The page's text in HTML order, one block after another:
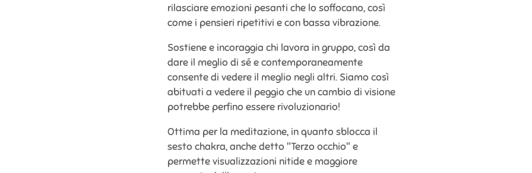
rilasciare emozioni pesanti che lo soffocano, così
come i pensieri ripetitivi e con bassa vibrazione.
Sostiene e incoraggia chi lavora in gruppo, così da
dare il meglio di sé e contemporaneamente
consente di vedere il meglio negli altri. Siamo così
abituati a vedere il peggio che un cambio di visione
potrebbe perfino essere rivoluzionario!
Ottima per la meditazione, in quanto sblocca il
sesto chakra, anche detto "Terzo occhio" e
permette visualizzazioni nitide e maggiore